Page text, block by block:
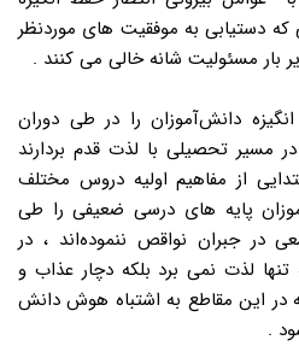
که دستیابی به موفقیت های موردنظر
بار مسئولیت شانه خالی می کنند .
دانش‌آموزان را در طی دوران
مسیر تحصیلی با لذت قدم بردارند
از مفاهیم اولیه دروس مختلف
پایه های درسی ضعیفی را طی
در جبران نواقص ننموده‌اند ، در
تنها لذت نمی برد بلکه دچار عذاب و
در این مقاطع به اشتباه هوش دانش
.